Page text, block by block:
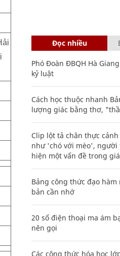
Đọc nhiều
Phó Đoàn ĐBQH Hà
kỷ luật
Cách học thuộc nhanh
lượng giác bằng thơ,
Clip lột tả chân thực
như 'chó với mèo', người
hiện một vấn đề trong
Bảng công thức đạo
bản cần nhớ
20 số điện thoại ma ám
nên gọi
Các công thức hóa học